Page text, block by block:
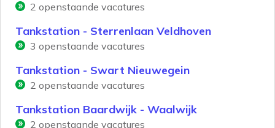
2 openstaande vacatures
Tankstation - Sterrenlaan Veldhoven
3 openstaande vacatures
Tankstation - Swart Nieuwegein
2 openstaande vacatures
Tankstation Baardwijk - Waalwijk
2 openstaande vacatures